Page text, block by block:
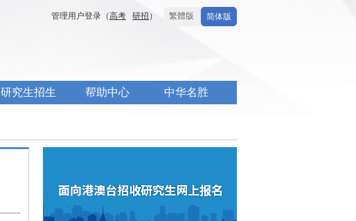
简体版
繁體版
管理用户登录（高考 研招 ）
研究生招生 帮助中心 中华名胜